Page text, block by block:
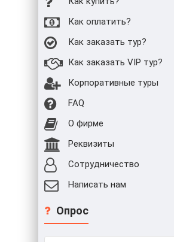
Как оплатить?
Как заказать тур?
Как заказать VIP тур?
Корпоративные туры
FAQ
О фирме
Реквизиты
Сотрудничество
Написать нам
Опрос